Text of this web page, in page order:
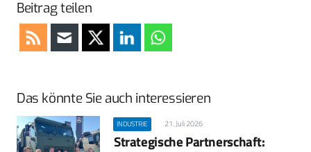
Beitrag teilen
Das könnte Sie auch interessieren
INDUSTRIE 21. Juli 2026
Strategische Partnerschaft: